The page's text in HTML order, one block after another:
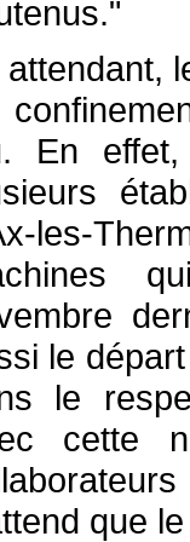
attendant,
En
les-
le
le
cette
que